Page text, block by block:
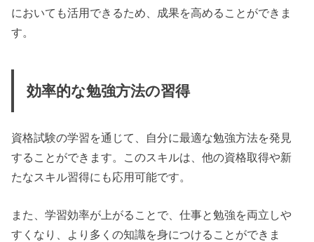
においても活用できるため、成果を高めることができま
す。
効率的な勉強方法の習得
資格試験の学習を通じて、自分に最適な勉強方法を発見
することができます。このスキルは、他の資格取得や新
たなスキル習得にも応用可能です。
また、学習効率が上がることで、仕事と勉強を両立しや
すくなり、より多くの知識を身につけることができま